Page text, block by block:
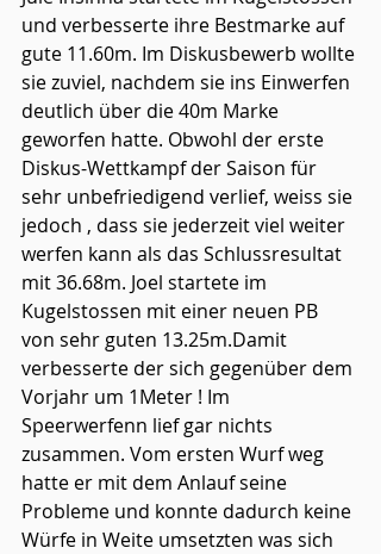
und verbesserte ihre Bestmarke auf
gute 11.60m. Im Diskusbewerb wollte
sie zuviel, nachdem sie ins Einwerfen
deutlich über die 40m Marke
geworfen hatte. Obwohl der erste
Diskus-Wettkampf der Saison für
sehr unbefriedigend verlief, weiss sie
jedoch , dass sie jederzeit viel weiter
werfen kann als das Schlussresultat
mit 36.68m. Joel startete im
Kugelstossen mit einer neuen PB
von sehr guten 13.25m.Damit
verbesserte der sich gegenüber dem
Vorjahr um 1Meter ! Im
Speerwerfenn lief gar nichts
zusammen. Vom ersten Wurf weg
hatte er mit dem Anlauf seine
Probleme und konnte dadurch keine
Würfe in Weite umsetzten was sich